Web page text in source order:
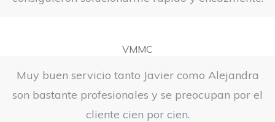
VMMC
Muy buen servicio tanto Javier como Alejandra
son bastante profesionales y se preocupan por el
cliente cien por cien.